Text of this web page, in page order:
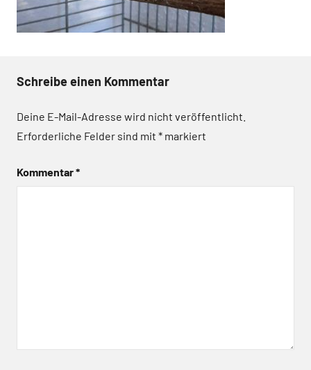
Schreibe einen Kommentar
Deine E-Mail-Adresse wird nicht veröffentlicht.
Erforderliche Felder sind mit * markiert
Kommentar*